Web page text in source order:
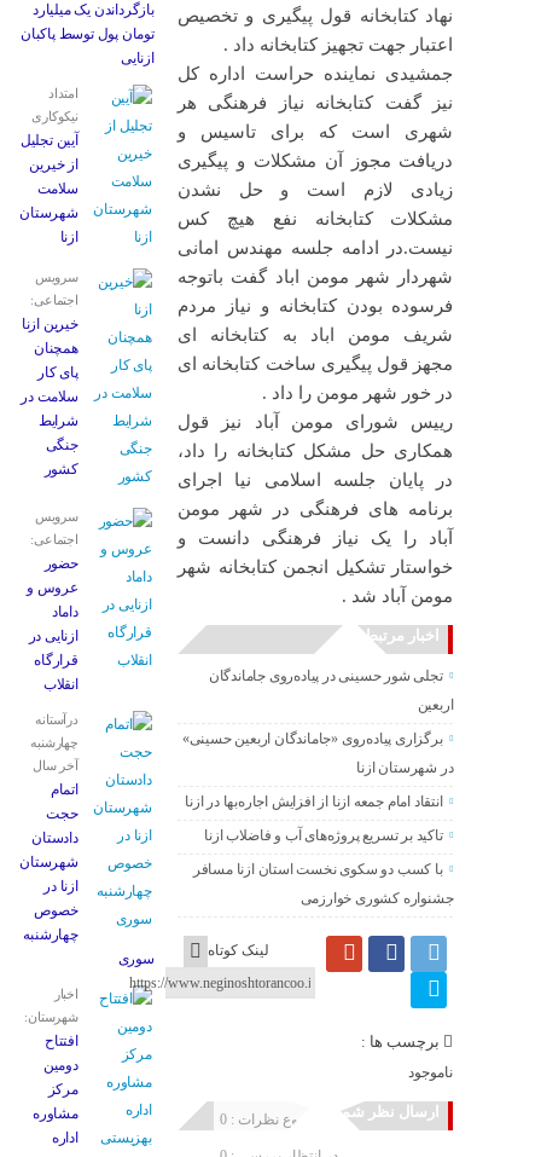
نهاد کتابخانه قول پیگیری و تخصیص
اعتبار جهت تجهیز کتابخانه داد .
جمشیدی نماینده حراست اداره کل
نیز گفت کتابخانه نیاز فرهنگی هر
شهری است که برای تاسیس و
دریافت مجوز آن مشکلات و پیگیری
زیادی لازم است و حل نشدن
مشکلات کتابخانه نفع هیچ کس
نیست.در ادامه جلسه مهندس امانی
شهردار شهر مومن اباد گفت باتوجه
فرسوده بودن کتابخانه و نیاز مردم
شریف مومن اباد به کتابخانه ای
مجهز قول پیگیری ساخت کتابخانه ای
در خور شهر مومن را داد .
رییس شورای مومن آباد نیز قول
همکاری حل مشکل کتابخانه را داد،
در پایان جلسه اسلامی نیا اجرای
برنامه های فرهنگی در شهر مومن
آباد را یک نیاز فرهنگی دانست و
خواستار تشکیل انجمن کتابخانه شهر
مومن آباد شد .
اخبار مرتبط
تجلی شور حسینی در پیاده‌روی جاماندگان
اربعین
برگزاری پیاده‌روی «جاماندگان اربعین حسینی»
در شهرستان ازنا
انتقاد امام جمعه ازنا از افزایش اجاره‌بها در ازنا
تاکید بر تسریع پروژه‌های آب و فاضلاب ازنا
با کسب دو سکوی نخست استان ازنا مسافر
جشنواره کشوری خوارزمی
لینک کوتاه
برچسب ها :
ناموجود
ارسال نظر شما مجموع نظرات : 0
بازگرداندن یک میلیارد
تومان پول توسط پاکبان
ازنایی
امتداد
نیکوکاری
آیین تجلیل
از خیرین
سلامت
شهرستان
ازنا
سرویس
اجتماعی:
خیرین ازنا
همچنان
پای کار
سلامت در
شرایط
جنگی
کشور
سرویس
اجتماعی:
حضور
عروس و
داماد
ازنایی در
قرارگاه
انقلاب
درآستانه
چهارشنبه
آخر سال
اتمام
حجت
دادستان
شهرستان
ازنا در
خصوص
چهارشنبه
‌سوری
اخبار
شهرستان:
افتتاح
دومین
مرکز
مشاوره
اداره